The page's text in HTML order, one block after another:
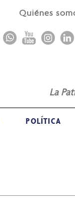
Quiénes
La
POLÍTICA